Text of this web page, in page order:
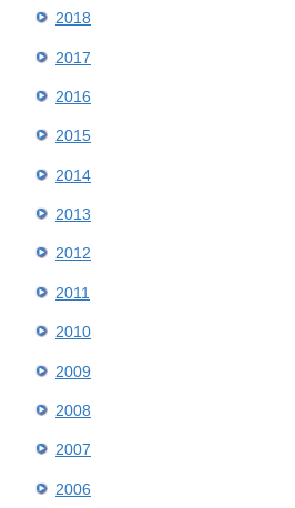
2018
2017
2016
2015
2014
2013
2012
2011
2010
2009
2008
2007
2006